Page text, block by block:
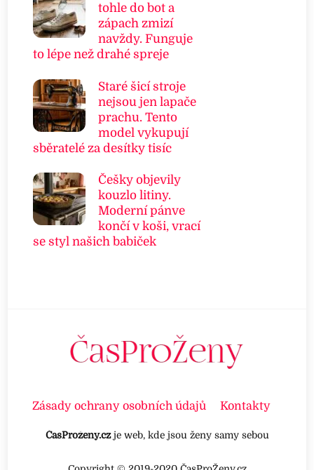
tohle do bot a
zápach zmizí
navždy. Funguje
to lépe než drahé spreje
Staré šicí stroje
nejsou jen lapače
prachu. Tento
model vykupují
sběratelé za desítky tisíc
Češky objevily
kouzlo litiny.
Moderní pánve
končí v koši, vrací
se styl našich babiček
Zásady ochrany osobních údajů Kontakty
ČasProženy.czje web, kde jsou ženy samy sebou